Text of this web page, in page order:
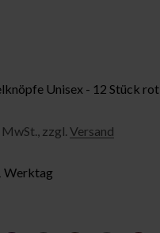
Unisex - 12 Stück rot
zzgl. Versand
Werktag